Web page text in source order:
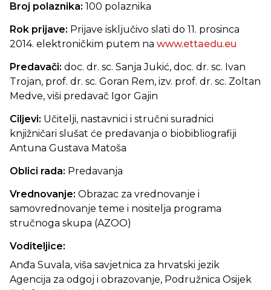
Broj polaznika: 100 polaznika
Rok prijave: Prijave isključivo slati do 11. prosinca
2014. elektroničkim putem na www.ettaedu.eu
Predavači: doc. dr. sc. Sanja Jukić, doc. dr. sc. Ivan
Trojan, prof. dr. sc. Goran Rem, izv. prof. dr. sc. Zoltan
Medve, viši predavač Igor Gajin
Ciljevi: Učitelji, nastavnici i stručni suradnici
knjižničari slušat će predavanja o biobibliografiji
Antuna Gustava Matoša
Oblici rada: Predavanja
Vrednovanje: Obrazac za vrednovanje i
samovrednovanje teme i nositelja programa
stručnoga skupa (AZOO)
Voditeljice:
Anđa Suvala, viša savjetnica za hrvatski jezik
Agencija za odgoj i obrazovanje, Podružnica Osijek